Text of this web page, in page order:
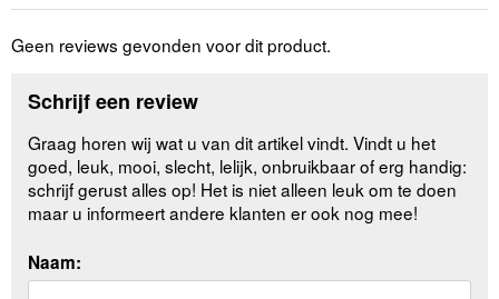
Geen reviews gevonden voor dit product.
Schrijf een review
Graag horen wij wat u van dit artikel vindt. Vindt u het
goed, leuk, mooi, slecht, lelijk, onbruikbaar of erg handig:
schrijf gerust alles op! Het is niet alleen leuk om te doen
maar u informeert andere klanten er ook nog mee!
Naam: